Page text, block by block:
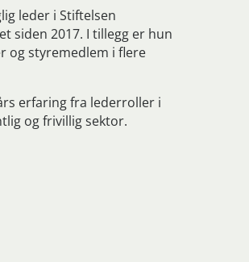
leder i Stiftelsen
siden 2017. I tillegg er hun
og styremedlem i flere
erfaring fra lederroller i
og frivillig sektor.